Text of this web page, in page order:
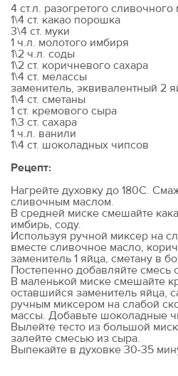
4 ст.л. разогретого сливочного
1\4 ст. какао порошка
3\4 ст. муки
1 ч.л. молотого имбиря
1\2 ч.л. соды
1\2 ст. коричневого сахара
1\4 ст. мелассы
заменитель, эквивалентный 2
1\4 ст. сметаны
1 ст. кремового сыра
1\3 ст. сахара
1 ч.л. ванили
1\4 ст. шоколадных чипсов
Рецепт:
Нагрейте духовку до 180С.
сливочным маслом.
В средней миске смешайте
имбирь, соду.
Используя ручной миксер на
вместе сливочное масло,
заменитель 1 яйца, сметану в
Постепенно добавляйте смесь
В маленькой миске смешайте
оставшийся заменитель яйца,
ручным миксером на слабой
массы. Добавьте шоколадные
Вылейте тесто из большой
залейте смесью из сыра.
Выпекайте в духовке 30-35